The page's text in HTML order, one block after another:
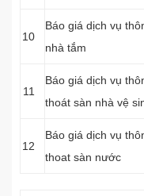
10
Báo giá dịch vụ
nhà tắm
11
Báo giá dịch vụ
thoát sàn nhà vệ
12
Báo giá dịch vụ
thoat sàn nước